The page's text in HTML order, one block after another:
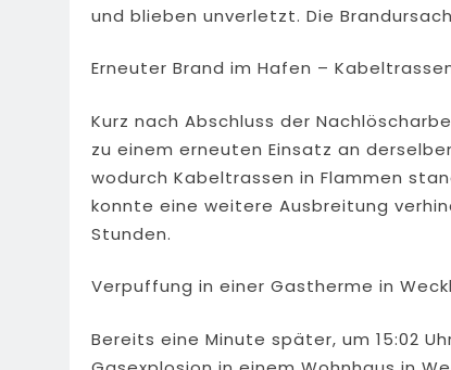
und blieben unverletzt. Die
Erneuter Brand im Hafen –
Kurz nach Abschluss der
zu einem erneuten Einsatz an
wodurch Kabeltrassen in Flammen
konnte eine weitere Ausbreitung
Stunden.
Verpuffung in einer Gastherme in
Bereits eine Minute später, um 15:02